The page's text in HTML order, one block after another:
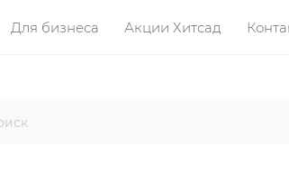
Для бизнеса Акции Хитсад